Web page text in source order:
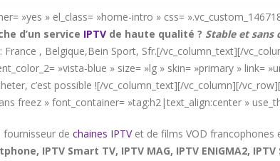
»yes » el_class= »home-intro » css=
d’un service IPTV de haute qualité ? Stable et sans
, Belgique,Bein Sport, Sfr.[/vc_column_text][/
»vista-blue » size= »lg » skin= »primary »
c’est possible ![/vc_column_text][/vc_column][/
freez » font_container= »tag:h2|text_align:center »
de chaines IPTVet de films VOD francophones
IPTV Smart TV, IPTV MAG, IPTV ENIGMA2, IPTV